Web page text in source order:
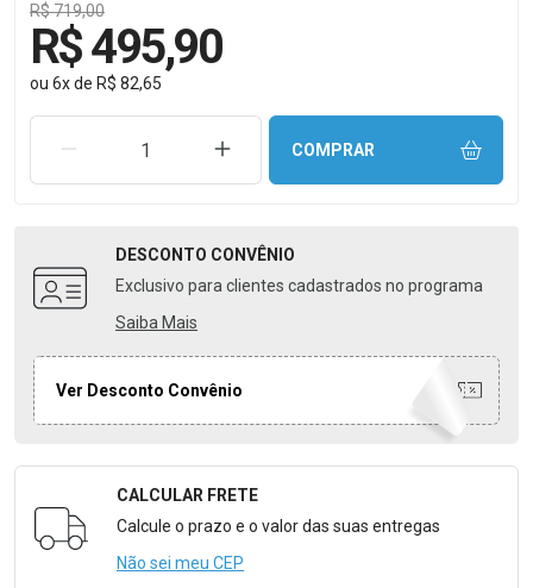
R$ 719,00
R$ 495,90
ou 6xde R$ 82,65
REMOVER UMA UNIDADEAUMENTAR UMA UNIDADE
COMPRAR
DESCONTO CONVÊNIO
Exclusivo para clientes cadastrados no programa
Saiba Mais
Ver Desconto Convênio
Formulário para Calcular o Frete
CALCULAR FRETE
Calcule o prazo e o valor das suas entregas
Não sei meu CEP